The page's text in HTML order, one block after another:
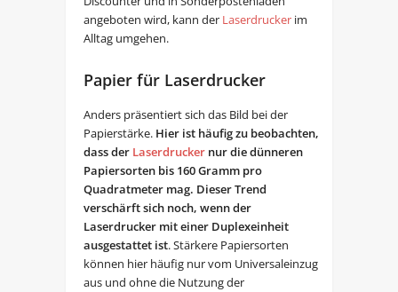
angeboten wird, kann der Laserdruckerim
Alltag umgehen.
Papier für Laserdrucker
Anders präsentiert sich das Bild bei der
Papierstärke. Hier ist häufig zu beobachten,
dass der Laserdruckernur die dünneren
Papiersorten bis 160 Gramm pro
Quadratmeter mag. Dieser Trend
verschärft sich noch, wenn der
Laserdrucker mit einer Duplexeinheit
ausgestattet ist. Stärkere Papiersorten
können hier häufig nur vom Universaleinzug
aus und ohne die Nutzung der